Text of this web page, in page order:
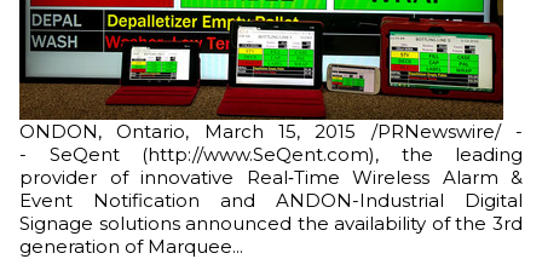
ONDON, Ontario, March 15, 2015 /PRNewswire/ -
- SeQent (http://www.SeQent.com), the leading
provider of innovative Real‑Time Wireless Alarm &
Event Notification and ANDON-Industrial Digital
Signage solutions announced the availability of the 3rd
generation of Marquee...